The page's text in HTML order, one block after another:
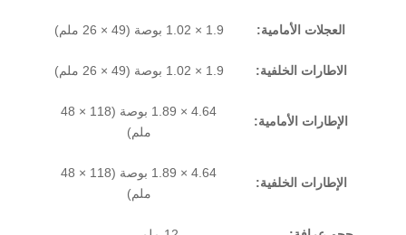
العجلات الأمامية: 1.9 × 1.02 بوصة (49 × 26 ملم)
الاطارات الخلفية: 1.9 × 1.02 بوصة (49 × 26 ملم)
الإطارات الأمامية:
4.64 × 1.89 بوصة (118 × 48
ملم)
الإطارات الخلفية:
4.64 × 1.89 بوصة (118 × 48
ملم)